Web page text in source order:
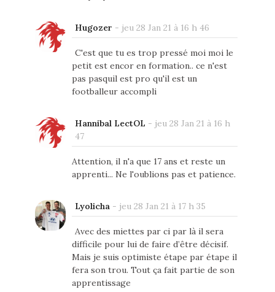
Hugozer - jeu 28 Jan 21 à 16 h 46
C'est que tu es trop pressé moi moi le
petit est encor en formation.. ce n'est
pas pasquil est pro qu'il est un
footballeur accompli
Hannibal LectOL - jeu 28 Jan 21 à 16 h
47
Attention, il n'a que 17 ans et reste un
apprenti... Ne l'oublions pas et patience.
Lyolicha- jeu 28 Jan 21 à 17 h 35
Avec des miettes par ci par là il sera
difficile pour lui de faire d’être décisif.
Mais je suis optimiste étape par étape il
fera son trou. Tout ça fait partie de son
apprentissage